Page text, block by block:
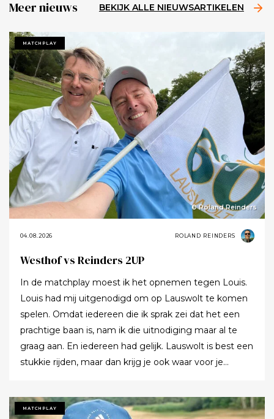
Meer nieuws BEKIJK ALLE NIEUWSARTIKELEN
MATCHPLAY
© Roland Reinders
04.08.2026 ROLAND REINDERS
Westhof vs Reinders 2UP
In de matchplay moest ik het opnemen tegen Louis.
Louis had mij uitgenodigd om op Lauswolt te komen
spelen. Omdat iedereen die ik sprak zei dat het een
prachtige baan is, nam ik die uitnodiging maar al te
graag aan. En iedereen had gelijk. Lauswolt is best een
stukkie rijden, maar dan krijg je ook waar voor je
Tot ik uiteindelijk aankondigde dat ik het nu echt niet
MATCHPLAY